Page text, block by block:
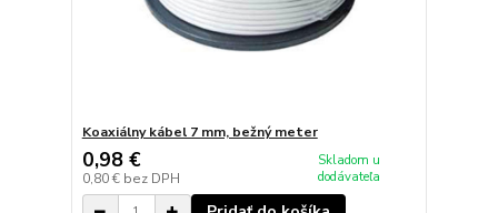
Koaxiálny kábel 7 mm, bežný meter
0,98 €
0,80 € bez DPH
Skladom u
dodávateľa